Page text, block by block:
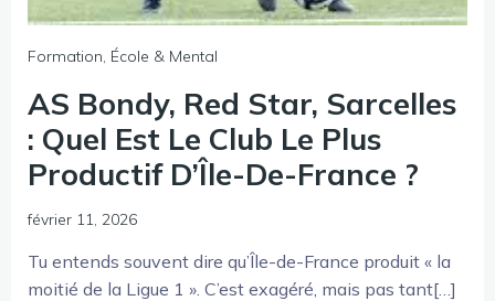
Formation, École & Mental
AS Bondy, Red Star, Sarcelles
: Quel Est Le Club Le Plus
Productif D’Île-De-France ?
février 11, 2026
Tu entends souvent dire qu’Île-de-France produit « la
moitié de la Ligue 1 ». C’est exagéré, mais pas tant[…]